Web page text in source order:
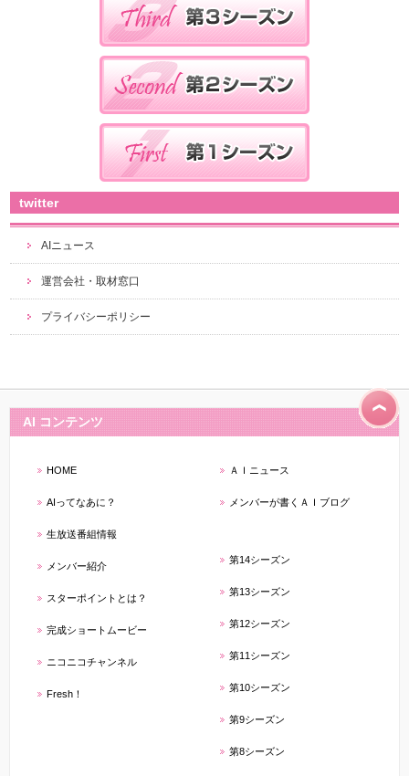
twitter
AIニュース
運営会社・取材窓口
プライバシーポリシー
AI コンテンツ
HOME
AIってなあに？
生放送番組情報
メンバー紹介
スターポイントとは？
完成ショートムービー
ニコニコチャンネル
Fresh！
ＡＩニュース
メンバーが書くＡＩブログ
第14シーズン
第13シーズン
第12シーズン
第11シーズン
第10シーズン
第9シーズン
第8シーズン